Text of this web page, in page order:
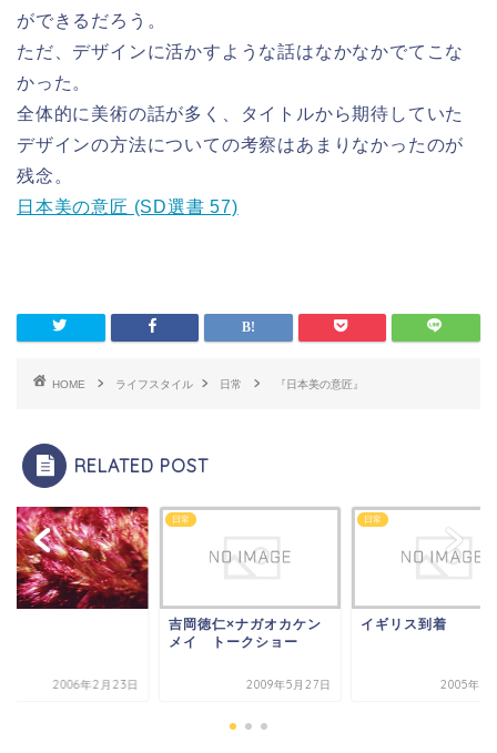
ができるだろう。
ただ、デザインに活かすような話はなかなかでてこな
かった。
全体的に美術の話が多く、タイトルから期待していた
デザインの方法についての考察はあまりなかったのが
残念。
日本美の意匠 (SD選書 57)
HOME ライフスタイル 日常 『日本美の意匠』
RELATED POST
2006年2月23日
日常
吉岡徳仁×ナガオカケン
メイ トークショー
2009年5月27日
日常
イギリス到着
2005年7